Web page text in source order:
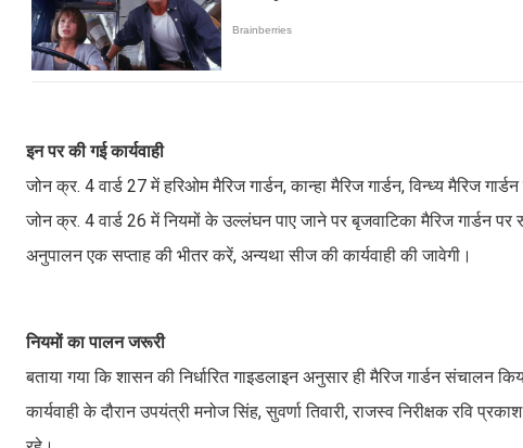
इन पर की गई कार्यवाही
जोन क्र. 4 वार्ड 27 में हरिओम मैरिज गार्डन, कान्हा मैरिज गार्डन, विन्ध्य मैरिज
जोन क्र. 4 वार्ड 26 में नियमों के उल्लंघन पाए जाने पर बृजवाटिका मैरिज गार्डन पर
अनुपालन एक सप्ताह की भीतर करें, अन्यथा सीज की कार्यवाही की जावेगी।
नियमों का पालन जरूरी
बताया गया कि शासन की निर्धारित गाइडलाइन अनुसार ही मैरिज गार्डन संचालन
कार्यवाही के दौरान उपयंत्री मनोज सिंह, सुवर्णा तिवारी, राजस्व निरीक्षक रवि